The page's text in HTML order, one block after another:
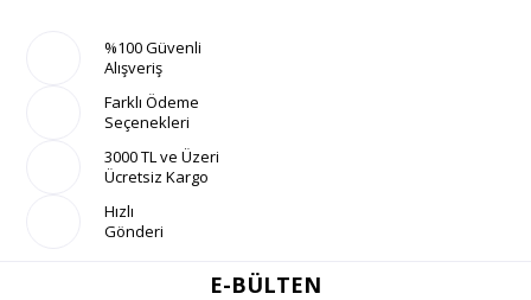
%100 Güvenli
Alışveriş
Farklı Ödeme
Seçenekleri
3000 TL ve Üzeri
Ücretsiz Kargo
Hızlı
Gönderi
E-BÜLTEN